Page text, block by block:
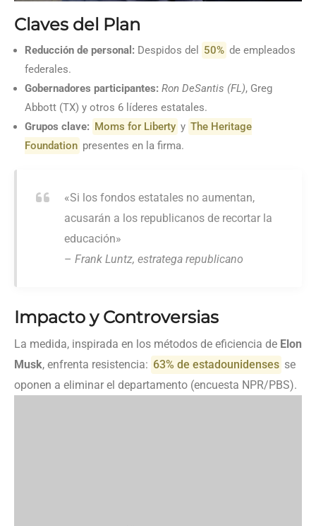
Claves del Plan
Reducción de personal: Despidos del 50% de empleados
federales.
Gobernadores participantes: Ron DeSantis (FL), Greg
Abbott (TX) y otros 6 líderes estatales.
Grupos clave: Moms for Liberty y The Heritage
Foundation presentes en la firma.
«Si los fondos estatales no aumentan,
acusarán a los republicanos de recortar la
educación»
– Frank Luntz, estratega republicano
Impacto y Controversias
La medida, inspirada en los métodos de eficiencia de Elon
Musk, enfrenta resistencia: 63% de estadounidenses se
oponen a eliminar el departamento (encuesta NPR/PBS).